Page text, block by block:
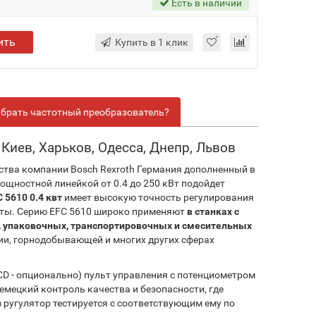
Есть в наличии
Купить в 1 клик
частотный преобразователь?
Харьков, Одесса, Днепр, Львов
компании Bosch Rexroth Германия дополненный в
линейкой от 0.4 до 250 кВт подойдет
5610 0.4 квт имеет высокую точность регулирования
Серию EFC 5610 широко применяют в станках с
транспортировочных и смесительных
горнодобывающей и многих других сферах
- опционально) пульт управления с потенциометром
контроль качества и безопасности, где
тестируется с соответствующим ему по